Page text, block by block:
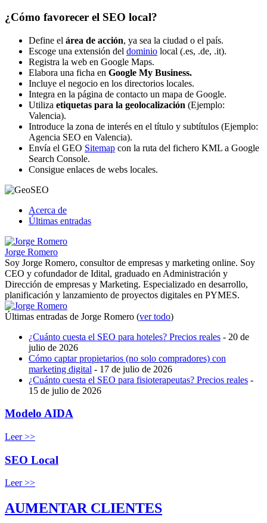
¿Cómo favorecer el SEO local?
Define el área de acción, ya sea la ciudad o el país.
Escoge una extensión del dominio local (.es, .de, .it).
Registra la web en Google Maps.
Elabora una ficha en Google My Business.
Incluye el negocio en los directorios locales.
Integra en la página de contacto un mapa de Google.
Utiliza etiquetas para la geolocalización (Ejemplo:
Valencia).
Introduce la zona de interés en el título y subtítulos (Ejemplo:
Agencia SEO en Valencia).
Envía el GEO Sitemap con la ruta del fichero KML a Google
Search Console.
Consigue enlaces de webs locales.
Acerca de
Últimas entradas
Jorge Romero
Soy Jorge Romero, consultor de empresas y marketing online. Soy
CEO y cofundador de Idital, graduado en Administración y
Dirección de empresas y Marketing. Especializado en desarrollo,
planificación y lanzamiento de proyectos digitales en PYMES.
Últimas entradas de Jorge Romero (ver todo)
¿Cuánto cuesta el SEO para hoteles? Precios reales - 20 de
julio de 2026
Cómo captar propietarios (no solo compradores) con
marketing digital - 17 de julio de 2026
¿Cuánto cuesta el SEO para fisioterapeutas? Precios reales -
15 de julio de 2026
Modelo AIDA
Leer >>
SEO Local
Leer >>
AUMENTAR CLIENTES